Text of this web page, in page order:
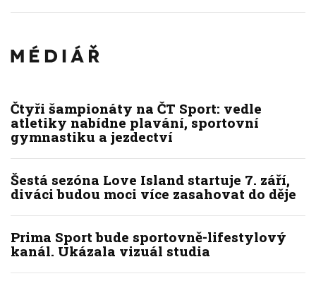
Čtyři šampionáty na ČT Sport: vedle
atletiky nabídne plavání, sportovní
gymnastiku a jezdectví
Šestá sezóna Love Island startuje 7. září,
diváci budou moci více zasahovat do děje
Prima Sport bude sportovně-lifestylový
kanál. Ukázala vizuál studia